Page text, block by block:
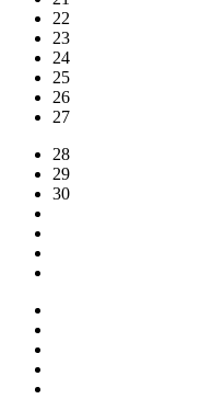
22
23
24
25
26
27
28
29
30